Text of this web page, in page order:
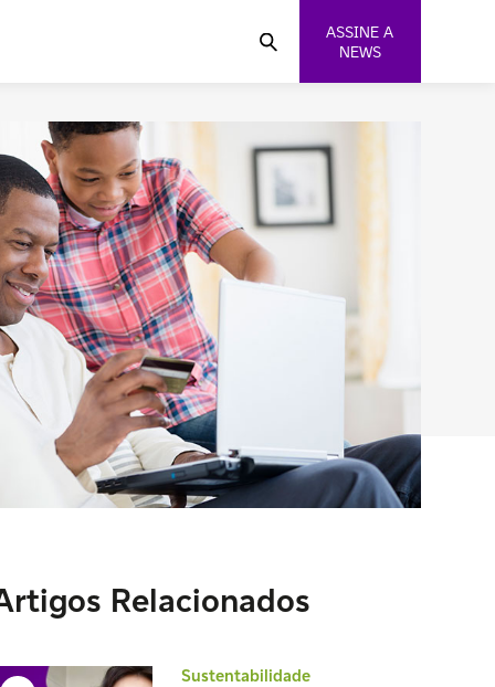
ASSINE A
NEWS
Relacionados
Sustentabilidade